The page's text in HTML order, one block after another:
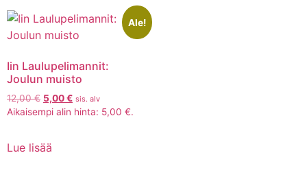
Ale!
Iin Laulupelimannit:
Joulun muisto
12,00€ 5,00€ sis. alv
Aikaisempi alin hinta: 5,00 €.
Lue lisää